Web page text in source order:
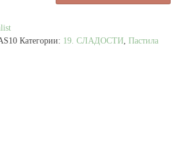
Категории: 19. СЛАДОСТИ ,Пастила